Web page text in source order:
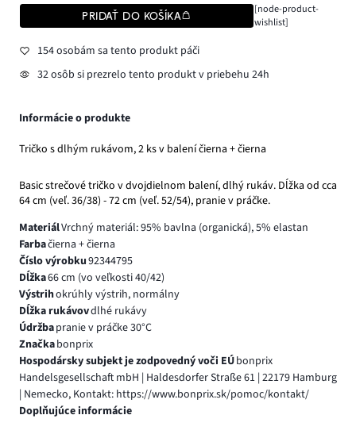
PRIDAŤ DO KOŠÍKA
[node-product-
wishlist]
154 osobám sa tento produkt páči
32 osôb si prezrelo tento produkt v priebehu 24h
Informácie o produkte
Tričko s dlhým rukávom, 2 ks v balení čierna + čierna
Basic strečové tričko v dvojdielnom balení, dlhý rukáv. Dĺžka od cca
64 cm (veľ. 36/38) - 72 cm (veľ. 52/54), pranie v práčke.
MateriálVrchný materiál: 95% bavlna (organická), 5% elastan
Farbačierna + čierna
Číslo výrobku92344795
Dĺžka66 cm (vo veľkosti 40/42)
Výstrihokrúhly výstrih, normálny
Dĺžka rukávovdlhé rukávy
Údržbapranie v práčke 30°C
Značkabonprix
Hospodársky subjekt je zodpovedný voči EÚbonprix
Handelsgesellschaft mbH | Haldesdorfer Straße 61 | 22179 Hamburg
| Nemecko, Kontakt: https://www.bonprix.sk/pomoc/kontakt/
Doplňujúce informácie